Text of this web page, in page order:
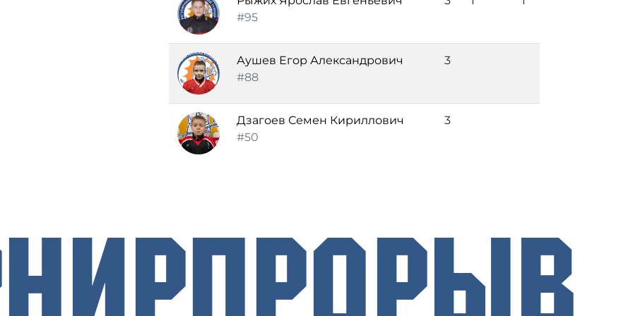
#95
Аушев Егор Александрович
#88
3
Дзагоев Семен Кириллович
#50
3